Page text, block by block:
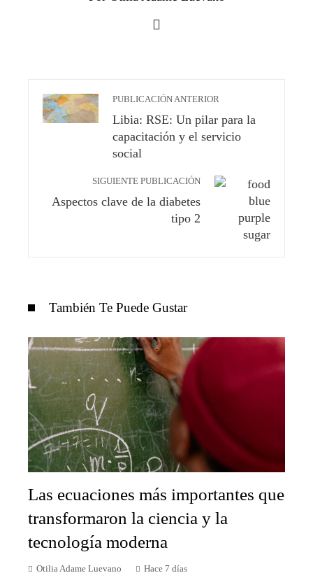
PUBLICACIÓN ANTERIOR
Libia: RSE: Un pilar para la
capacitación y el servicio
social
SIGUIENTE PUBLICACIÓN
Aspectos clave de la diabetes
tipo 2
También Te Puede Gustar
Las ecuaciones más importantes que
transformaron la ciencia y la
tecnología moderna
Otilia Adame Luevano Hace 7 días